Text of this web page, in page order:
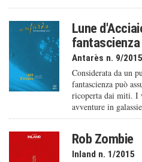
Lune
fantascienza
Antarès n. 9/2015
Considerata da un
fantascienza può
ricoperta dai miti. I
avventure in
Rob Zombie
Inland n. 1/2015